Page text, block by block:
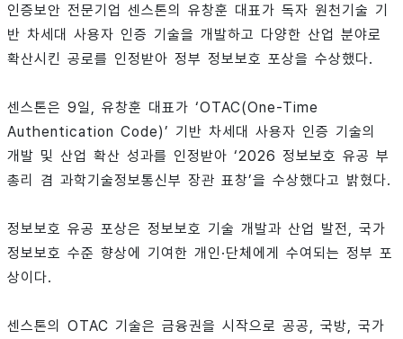
인증보안 전문기업 센스톤의 유창훈 대표가 독자 원천기술 기
반 차세대 사용자 인증 기술을 개발하고 다양한 산업 분야로
확산시킨 공로를 인정받아 정부 정보보호 포상을 수상했다.
센스톤은 9일, 유창훈 대표가 ‘OTAC(One-Time
Authentication Code)’ 기반 차세대 사용자 인증 기술의
개발 및 산업 확산 성과를 인정받아 ‘2026 정보보호 유공 부
총리 겸 과학기술정보통신부 장관 표창’을 수상했다고 밝혔다.
정보보호 유공 포상은 정보보호 기술 개발과 산업 발전, 국가
정보보호 수준 향상에 기여한 개인·단체에게 수여되는 정부 포
상이다.
센스톤의 OTAC 기술은 금융권을 시작으로 공공, 국방, 국가